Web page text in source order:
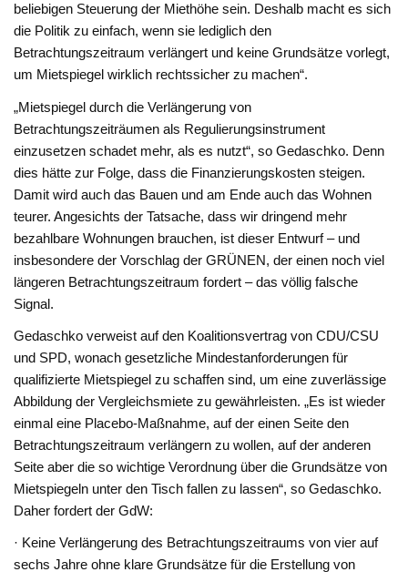
beliebigen Steuerung der Miethöhe sein. Deshalb macht es sich
die Politik zu einfach, wenn sie lediglich den
Betrachtungszeitraum verlängert und keine Grundsätze vorlegt,
um Mietspiegel wirklich rechtssicher zu machen“.
„Mietspiegel durch die Verlängerung von
Betrachtungszeiträumen als Regulierungsinstrument
einzusetzen schadet mehr, als es nutzt“, so Gedaschko. Denn
dies hätte zur Folge, dass die Finanzierungskosten steigen.
Damit wird auch das Bauen und am Ende auch das Wohnen
teurer. Angesichts der Tatsache, dass wir dringend mehr
bezahlbare Wohnungen brauchen, ist dieser Entwurf – und
insbesondere der Vorschlag der GRÜNEN, der einen noch viel
längeren Betrachtungszeitraum fordert – das völlig falsche
Signal.
Gedaschko verweist auf den Koalitionsvertrag von CDU/CSU
und SPD, wonach gesetzliche Mindestanforderungen für
qualifizierte Mietspiegel zu schaffen sind, um eine zuverlässige
Abbildung der Vergleichsmiete zu gewährleisten. „Es ist wieder
einmal eine Placebo-Maßnahme, auf der einen Seite den
Betrachtungszeitraum verlängern zu wollen, auf der anderen
Seite aber die so wichtige Verordnung über die Grundsätze von
Mietspiegeln unter den Tisch fallen zu lassen“, so Gedaschko.
Daher fordert der GdW:
· Keine Verlängerung des Betrachtungszeitraums von vier auf
sechs Jahre ohne klare Grundsätze für die Erstellung von